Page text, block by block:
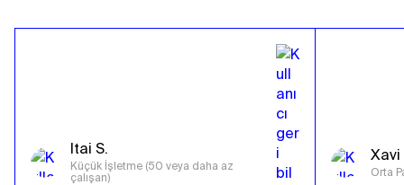
Itai S.
Küçük İşletme (50 veya daha az
çalışan)
Xavi
Orta